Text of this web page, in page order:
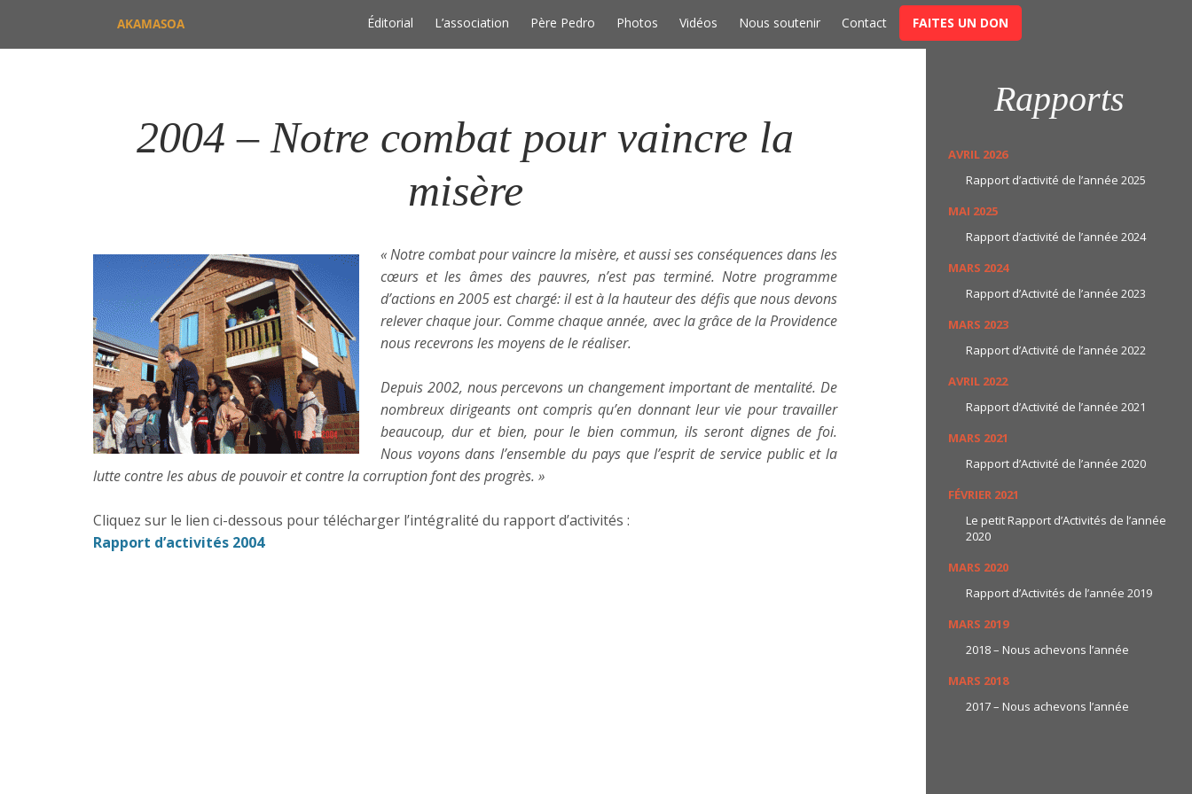
AKAMASOA Éditorial L’association Père Pedro Photos Vidéos Nous soutenir Contact FAITES UN DON
2004 – Notre combat pour vaincre la
misère
« Notre combat pour vaincre la misère, et aussi ses conséquences dans les
cœurs et les âmes des pauvres, n’est pas terminé. Notre programme
d’actions en 2005 est chargé: il est à la hauteur des défis que nous devons
relever chaque jour. Comme chaque année, avec la grâce de la Providence
nous recevrons les moyens de le réaliser.
Depuis 2002, nous percevons un changement important de mentalité. De
nombreux dirigeants ont compris qu’en donnant leur vie pour travailler
beaucoup, dur et bien, pour le bien commun, ils seront dignes de foi.
Nous voyons dans l’ensemble du pays que l’esprit de service public et la
lutte contre les abus de pouvoir et contre la corruption font des progrès. »
Cliquez sur le lien ci-dessous pour télécharger l’intégralité du rapport d’activités :
Rapport d’activités 2004
Rapports
AVRIL 2026
Rapport d’activité de l’année 2025
MAI 2025
Rapport d’activité de l’année 2024
MARS 2024
Rapport d’Activité de l’année 2023
MARS 2023
Rapport d’Activité de l’année 2022
AVRIL 2022
Rapport d’Activité de l’année 2021
MARS 2021
Rapport d’Activité de l’année 2020
FÉVRIER 2021
Le petit Rapport d’Activités de l’année
2020
MARS 2020
Rapport d’Activités de l’année 2019
MARS 2019
2018 – Nous achevons l’année
MARS 2018
2017 – Nous achevons l’année